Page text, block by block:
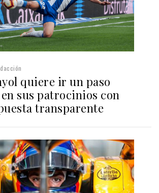
quiere ir un paso
sus patrocinios con
transparente